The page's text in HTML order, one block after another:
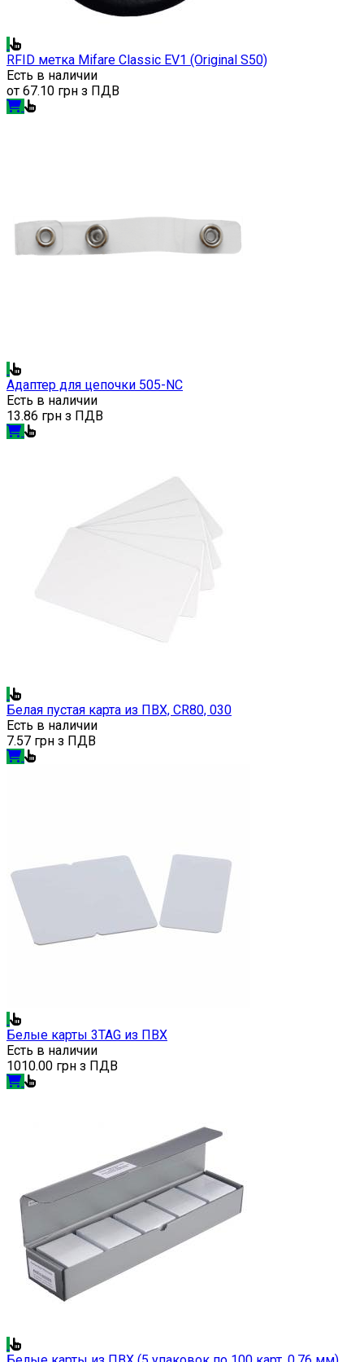
RFID метка Mifare Classic EV1 (Original S50)
Есть в наличии
от 67.10 грн з ПДВ
Адаптер для цепочки 505-NC
Есть в наличии
13.86 грн з ПДВ
Белая пустая карта из ПВХ, CR80, 030
Есть в наличии
7.57 грн з ПДВ
Белые карты 3TAG из ПВХ
Есть в наличии
1010.00 грн з ПДВ